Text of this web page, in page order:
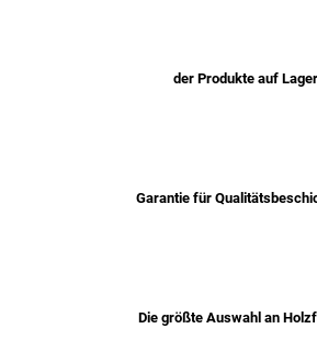
der Produkte auf Lager
Garantie für
Die größte Auswahl an